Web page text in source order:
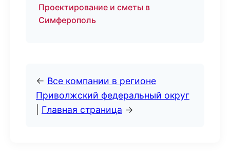
Проектирование и сметы в
Симферополь
← Все компании в регионе
Приволжский федеральный округ
Главная страница →